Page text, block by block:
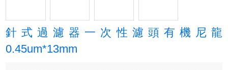
針式過濾器一次性濾頭有機尼龍
0.45um*13mm